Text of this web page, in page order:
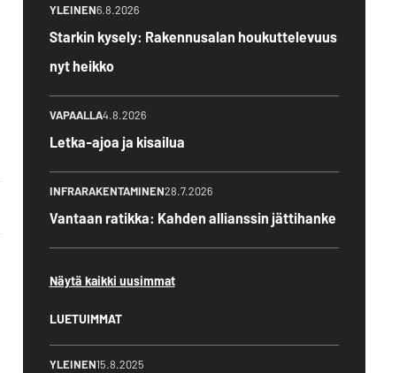
YLEINEN6.8.2026
Starkin kysely: Rakennusalan houkuttelevuus
nyt heikko
VAPAALLA4.8.2026
Letka-ajoa ja kisailua
INFRARAKENTAMINEN28.7.2026
Vantaan ratikka: Kahden allianssin jättihanke
Näytä kaikki uusimmat
LUETUIMMAT
YLEINEN15.8.2025